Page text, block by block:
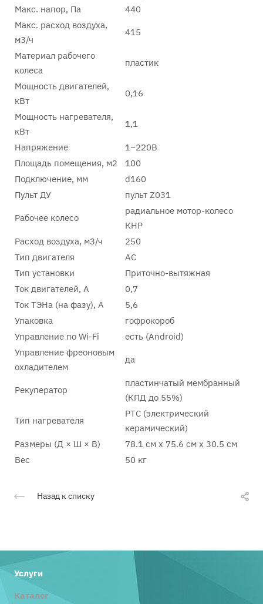
Макс. напор, Па
440
Макс. расход воздуха,
м3/ч
415
Материал рабочего
колеса
пластик
Мощность двигателей,
кВт
0,16
Мощность нагревателя,
кВт
1,1
Напряжение
1~220В
Площадь помещения, м2
100
Подключение, мм
d160
Пульт ДУ
пульт Z031
Рабочее колесо
радиальное мотор-колесо
КНР
Расход воздуха, м3/ч
250
Тип двигателя
AC
Тип установки
Приточно-вытяжная
Ток двигателей, А
0,7
Ток ТЭНа (на фазу), А
5,6
Упаковка
гофрокороб
Управление по Wi-Fi
есть (Android)
Управление фреоновым
охладителем
да
Рекуператор
пластинчатый мембранный
(КПД до 55%)
Тип нагревателя
PTC (электрический
керамический)
Размеры (Д × Ш × В)
78.1 см x 75.6 см x 30.5 см
Вес
50 кг
Назад к списку
Услуги
Каталог